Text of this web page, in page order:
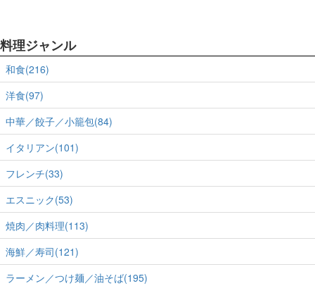
料理ジャンル
和食(216)
洋食(97)
中華／餃子／小籠包(84)
イタリアン(101)
フレンチ(33)
エスニック(53)
焼肉／肉料理(113)
海鮮／寿司(121)
ラーメン／つけ麺／油そば(195)